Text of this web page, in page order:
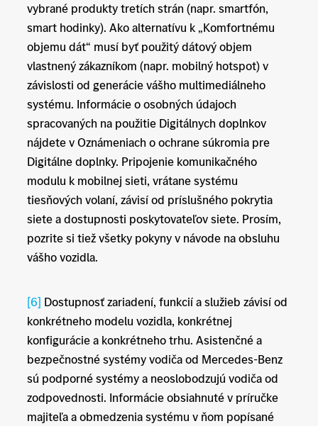
vybrané produkty tretích strán (napr. smartfón,
smart hodinky). Ako alternatívu k „Komfortnému
objemu dát“ musí byť použitý dátový objem
vlastnený zákazníkom (napr. mobilný hotspot) v
závislosti od generácie vášho multimediálneho
systému. Informácie o osobných údajoch
spracovaných na použitie Digitálnych doplnkov
nájdete v Oznámeniach o ochrane súkromia pre
Digitálne doplnky. Pripojenie komunikačného
modulu k mobilnej sieti, vrátane systému
tiesňových volaní, závisí od príslušného pokrytia
siete a dostupnosti poskytovateľov siete. Prosím,
pozrite si tiež všetky pokyny v návode na obsluhu
vášho vozidla.
[6] Dostupnosť zariadení, funkcií a služieb závisí od
konkrétneho modelu vozidla, konkrétnej
konfigurácie a konkrétneho trhu. Asistenčné a
bezpečnostné systémy vodiča od Mercedes-Benz
sú podporné systémy a neoslobodzujú vodiča od
zodpovednosti. Informácie obsiahnuté v príručke
majiteľa a obmedzenia systému v ňom popísané